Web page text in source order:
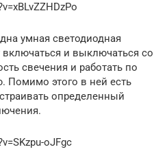
умная светодиодная
и выключаться со
свечения и работать по
Помимо этого в ней есть
определенный
oJFgc